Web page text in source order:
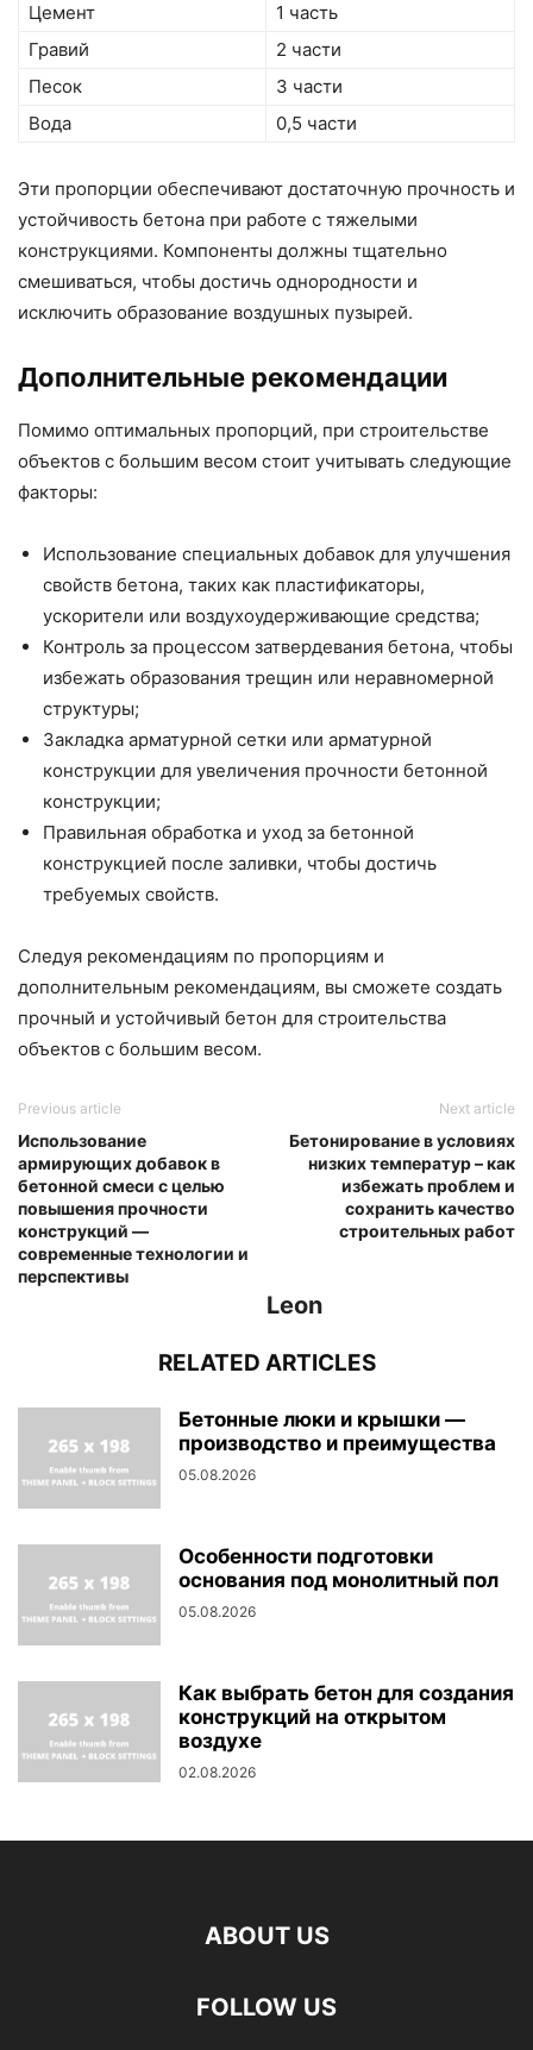
Цемент
1 часть
Гравий
2 части
Песок
3 части
Вода
0,5 части
Эти пропорции обеспечивают достаточную прочность и
устойчивость бетона при работе с тяжелыми
конструкциями. Компоненты должны тщательно
смешиваться, чтобы достичь однородности и
исключить образование воздушных пузырей.
Дополнительные рекомендации
Помимо оптимальных пропорций, при строительстве
объектов с большим весом стоит учитывать следующие
факторы:
Использование специальных добавок для улучшения
свойств бетона, таких как пластификаторы,
ускорители или воздухоудерживающие средства;
Контроль за процессом затвердевания бетона, чтобы
избежать образования трещин или неравномерной
структуры;
Закладка арматурной сетки или арматурной
конструкции для увеличения прочности бетонной
конструкции;
Правильная обработка и уход за бетонной
конструкцией после заливки, чтобы достичь
требуемых свойств.
Следуя рекомендациям по пропорциям и
дополнительным рекомендациям, вы сможете создать
прочный и устойчивый бетон для строительства
объектов с большим весом.
Previous article
Использование
армирующих добавок в
бетонной смеси с целью
повышения прочности
конструкций —
современные технологии и
перспективы
Next article
Бетонирование в условиях
низких температур – как
избежать проблем и
сохранить качество
строительных работ
Leon
RELATED ARTICLES
Бетонные люки и крышки —
производство и преимущества
05.08.2026
Особенности подготовки
основания под монолитный пол
05.08.2026
Как выбрать бетон для создания
конструкций на открытом
воздухе
02.08.2026
ABOUT US
FOLLOW US